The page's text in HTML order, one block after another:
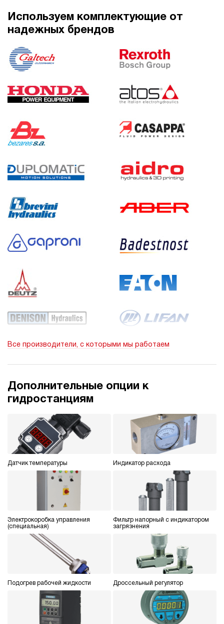
Используем комплектующие от
надежных брендов
Все производители, с которыми мы работаем
Дополнительные опции к
гидростанциям
Датчик температуры Индикатор расхода
Электрокоробка управления
(специальная)
Фильтр напорный с индикатором
загрязнения
Подогрев рабочей жидкости Дроссельный регулятор